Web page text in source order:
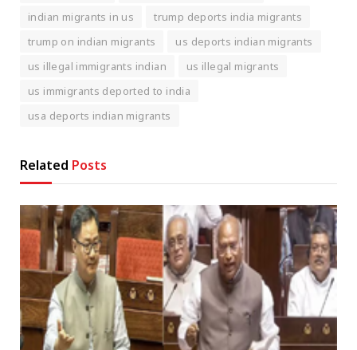
indian migrants in us
trump deports india migrants
trump on indian migrants
us deports indian migrants
us illegal immigrants indian
us illegal migrants
us immigrants deported to india
usa deports indian migrants
Related Posts